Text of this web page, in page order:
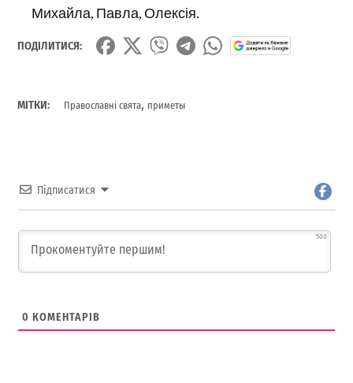
Михайла, Павла, Олексія.
ПОДІЛИТИСЯ:
МІТКИ: Православні свята, приметы
Підписатися
500
0 КОМЕНТАРІВ